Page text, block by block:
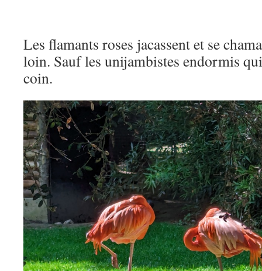
Les flamants roses jacassent et se
loin. Sauf les unijambistes endormis
coin.